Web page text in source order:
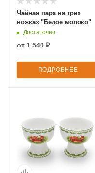
Чайная пара на трех
ножках "Белое молоко"
Достаточно
от 1 540 ₽
ПОДРОБНЕЕ